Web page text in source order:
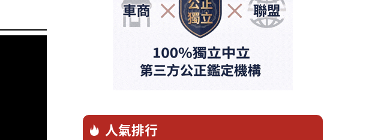
人氣排行